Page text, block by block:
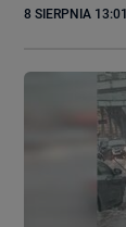
8 SIERPNIA 13:01